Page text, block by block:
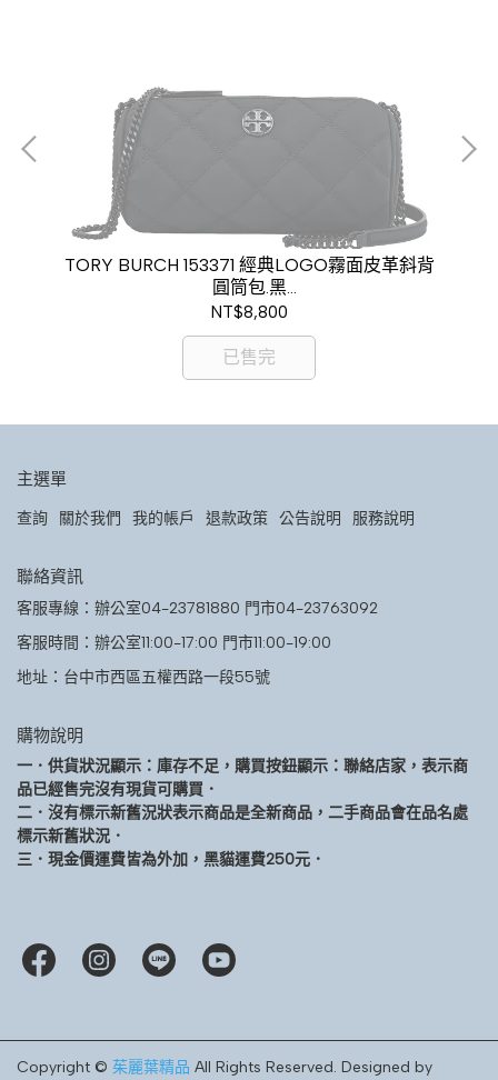
TORY BURCH 153371 經典LOGO霧面皮革斜背
圓筒包.黑
現金價$7,800
NT$8,800
已售完
主選單
查詢 關於我們 我的帳戶 退款政策 公告說明 服務說明
聯絡資訊
客服專線：辦公室04-23781880 門市04-23763092
客服時間：辦公室11:00-17:00 門市11:00-19:00
地址：台中市西區五權西路一段55號
購物說明
一．供貨狀況顯示：庫存不足，購買按鈕顯示：聯絡店家，表示商
品已經售完沒有現貨可購買．
二．沒有標示新舊況狀表示商品是全新商品，二手商品會在品名處
標示新舊狀況．
三．現金價運費皆為外加，黑貓運費250元．
Copyright © 茱麗葉精品 All Rights Reserved. Designed by